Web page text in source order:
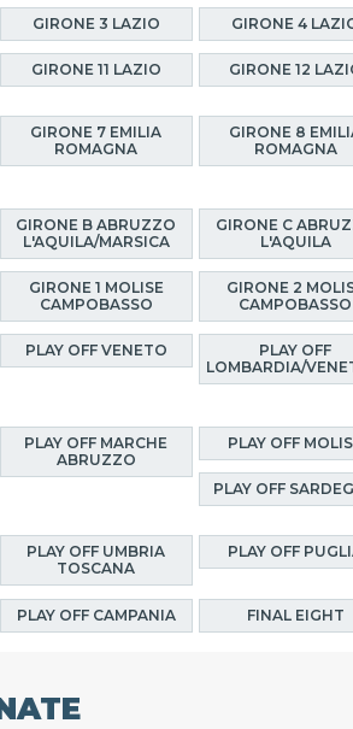
GIRONE 3 LAZIO GIRONE 4
GIRONE 11 LAZIO GIRONE 12
GIRONE 7 EMILIA
ROMAGNA
GIRONE 8
ROMAGNA
GIRONE B ABRUZZO
L'AQUILA/MARSICA
GIRONE C
L'AQUILA
GIRONE 1 MOLISE
CAMPOBASSO
GIRONE 2
CAMPOBASSO
PLAY OFF VENETO
PLAY OFF
LOMBARDIA/
PLAY OFF MARCHE
ABRUZZO
PLAY OFF
PLAY OFF
PLAY OFF UMBRIA
TOSCANA
PLAY OFF
PLAY OFF CAMPANIA FINAL EIGHT